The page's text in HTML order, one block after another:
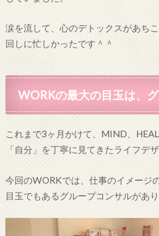
涙を流して、心のデトックスがあち
回しに忙しかったです＾＾
WORKの最大の目玉は、
これまで3ヶ月かけて、MIND、
「自分」を丁寧に見てきたライフデザ
今回のWORKでは、仕事のイメージ
目玉でもあるグループコンサルがあり